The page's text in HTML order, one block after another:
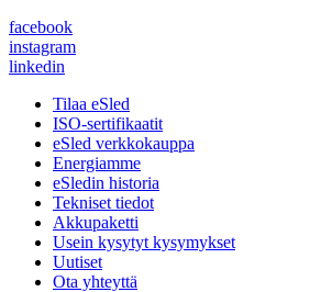
facebook
instagram
linkedin
Tilaa eSled
ISO-sertifikaatit
eSled verkkokauppa
Energiamme
eSledin historia
Tekniset tiedot
Akkupaketti
Usein kysytyt kysymykset
Uutiset
Ota yhteyttä